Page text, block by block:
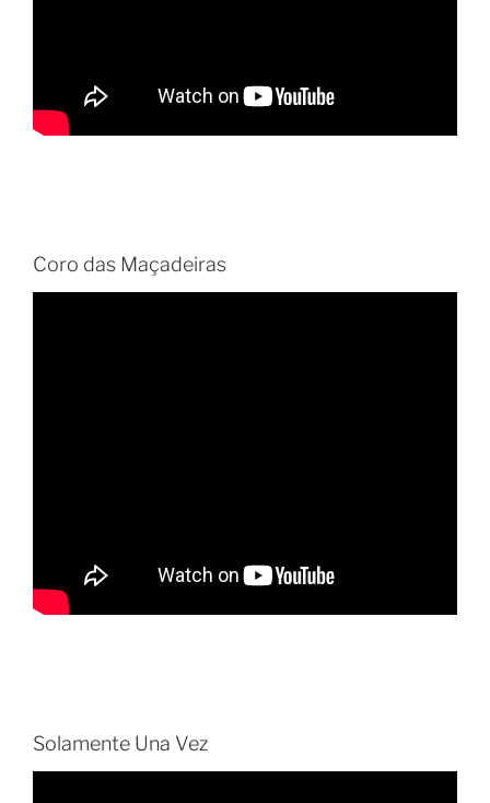
Coro das Maçadeiras
Solamente Una Vez